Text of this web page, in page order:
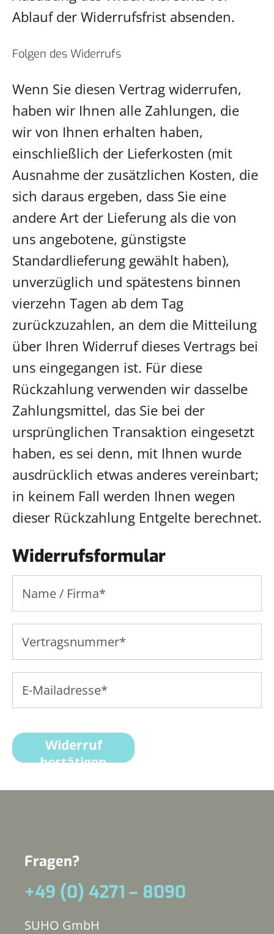
Ablauf der Widerrufsfrist absenden.
Folgen des Widerrufs
Wenn Sie diesen Vertrag widerrufen,
haben wir Ihnen alle Zahlungen, die
wir von Ihnen erhalten haben,
einschließlich der Lieferkosten (mit
Ausnahme der zusätzlichen Kosten, die
sich daraus ergeben, dass Sie eine
andere Art der Lieferung als die von
uns angebotene, günstigste
Standardlieferung gewählt haben),
unverzüglich und spätestens binnen
vierzehn Tagen ab dem Tag
zurückzuzahlen, an dem die Mitteilung
über Ihren Widerruf dieses Vertrags bei
uns eingegangen ist. Für diese
Rückzahlung verwenden wir dasselbe
Zahlungsmittel, das Sie bei der
ursprünglichen Transaktion eingesetzt
haben, es sei denn, mit Ihnen wurde
ausdrücklich etwas anderes vereinbart;
in keinem Fall werden Ihnen wegen
dieser Rückzahlung Entgelte berechnet.
Widerrufsformular
Widerruf
bestätigen
Fragen?
+49 (0) 4271 – 8090
SUHO GmbH